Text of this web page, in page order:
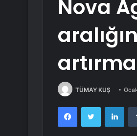
Nova
TÜMAY KUŞ
FacebookTwitter